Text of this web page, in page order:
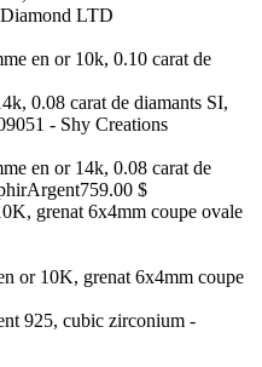
en or 10k, 0.10 carat de
en or 14k, 0.08 carat de
Argent759.00 $
or 10K, grenat 6x4mm coupe